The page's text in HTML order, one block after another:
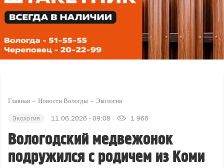
Главная Новости Вологды Экология
Экология 11.06.2026 - 09:08 1 966
Вологодский медвежонок
подружился с родичем из Коми